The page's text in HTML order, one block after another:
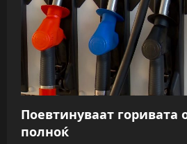
Поевтинуваат горивата
полноќ